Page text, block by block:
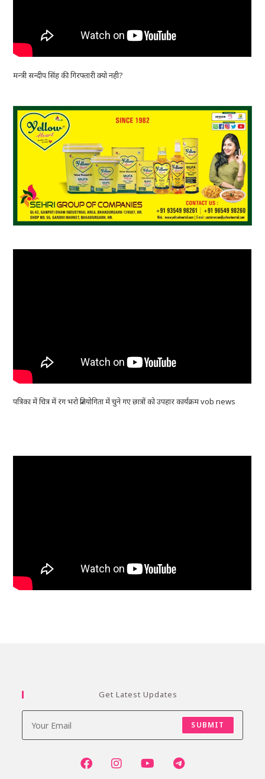
मन्त्री सन्दीप सिंह की गिरफ्तारी क्यो नही?
पत्रिका में चित्र में रंग भरो प्रतियोगिता में चुने गए छात्रों को उपहार कार्यक्रम vob news
Get Latest Updates
SUBMIT